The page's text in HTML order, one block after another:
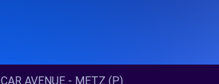
CAR AVENUE - METZ (P)